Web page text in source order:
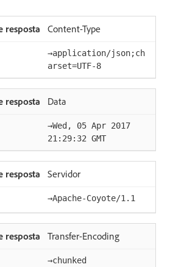
Content-Type
→application/json;ch
arset=UTF-8
Data
→Wed, 05 Apr 2017
21:29:32 GMT
Servidor
→Apache-Coyote/1.1
Transfer-Encoding
→chunked